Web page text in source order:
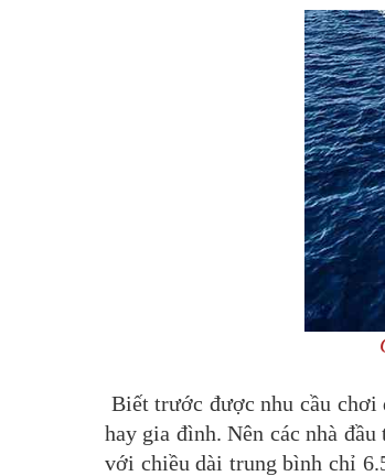
Biết trước được nhu cầu chơi
hay gia đình. Nên các nhà
với chiều dài trung bình chỉ